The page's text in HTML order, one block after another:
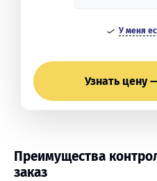
У меня
Узнать цену
Преимущества
заказ